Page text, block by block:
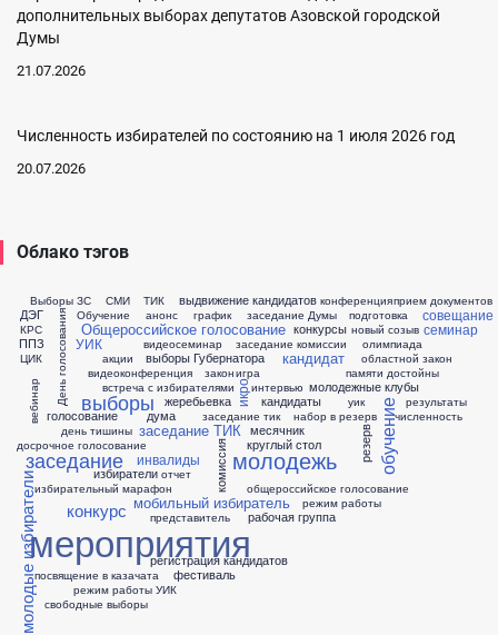
дополнительных выборах депутатов Азовской городской
Думы
21.07.2026
Численность избирателей по состоянию на 1 июля 2026 год
20.07.2026
Облако тэгов
Выборы ЗС
ДЭГ День голосования
КРС
Обучение
Общероссийское голосование
ППЗ
СМИ ТИК
УИК
ЦИК акции
анонс
вебинар
видеоконференция
видеосеминар
встреча с избирателями
выборы
выборы Губернатора
выдвижение кандидатов
голосование
график
день тишины
досрочное голосование
дума
жеребьевка
закон
заседание
заседание Думы
заседание ТИК
заседание комиссии
заседание тик
игра
избиратели
избирательный марафон
икро
инвалиды
интервью
кандидат
кандидаты
комиссия
конкурс
конкурсы
конференция
круглый стол
мероприятия
месячник
мобильный избиратель
молодежные клубы
молодежь
молодые избиратели
набор в резерв
новый созыв
областной закон
обучение
общероссийское голосование
олимпиада
отчет
памяти достойны
подготовка
посвящение в казачата
представитель
прием документов
рабочая группа
регистрация кандидатов
режим работы
режим работы УИК
резерв
результаты
свободные выборы
семинар
совещание
уик
фестиваль
численность